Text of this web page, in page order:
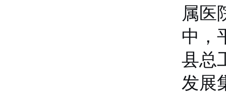
属医
中，
县总
发展